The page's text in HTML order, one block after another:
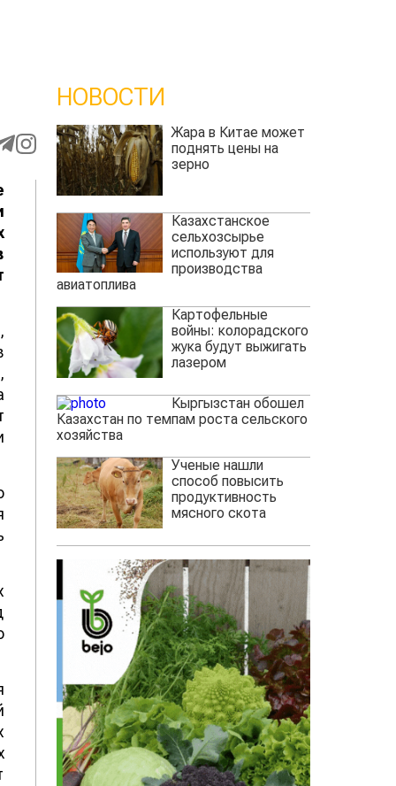
НОВОСТИ
Жара в Китае может
поднять цены на
зерно
Казахстанское
сельхозсырье
используют для
производства
авиатоплива
Картофельные
войны: колорадского
жука будут выжигать
лазером
Кыргызстан обошел
Казахстан по темпам роста сельского
хозяйства
Ученые нашли
способ повысить
продуктивность
мясного скота